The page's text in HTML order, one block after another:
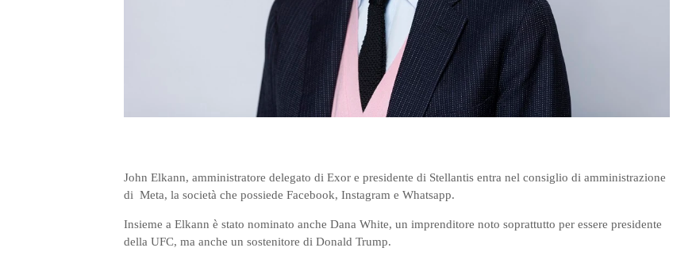
John Elkann, amministratore delegato di Exor e presidente di Stellantis entra nel consiglio di amministrazione
di Meta, la società che possiede Facebook, Instagram e Whatsapp.
Insieme a Elkann è stato nominato anche Dana White, un imprenditore noto soprattutto per essere presidente
della UFC, ma anche un sostenitore di Donald Trump.